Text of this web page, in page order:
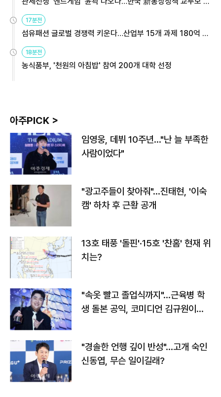
용해야
17분전
섬유패션 글로벌 경쟁력 키운다…산업부 15개 과제 180억 지
원
18분전
농식품부, '천원의 아침밥' 참여 200개 대학 선정
아주PICK >
임영웅, 데뷔 10주년…"난 늘 부족한
사람이었다"
"광고주들이 찾아줘"…진태현, '이숙
캠' 하차 후 근황 공개
13호 태풍 '돌핀'·15호 '찬홈' 현재 위
치는?
"속옷 빨고 졸업식까지"…근육병 학
생 돌본 공익, 코미디언 김규원이었
"경솔한 언행 깊이 반성"…고개 숙인
신동엽, 무슨 일이길래?